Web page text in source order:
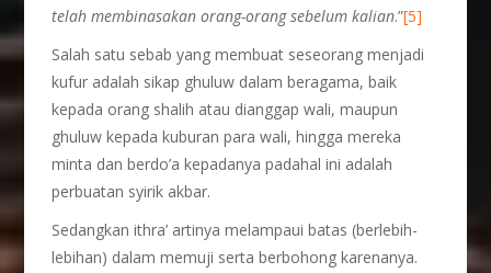
telah membinasakan orang-orang sebelum kalian.”[5]
Salah satu sebab yang membuat seseorang menjadi
kufur adalah sikap ghuluw dalam beragama, baik
kepada orang shalih atau dianggap wali, maupun
ghuluw kepada kuburan para wali, hingga mereka
minta dan berdo’a kepadanya padahal ini adalah
perbuatan syirik akbar.
Sedangkan ithra’ artinya melampaui batas (berlebih-
lebihan) dalam memuji serta berbohong karenanya.